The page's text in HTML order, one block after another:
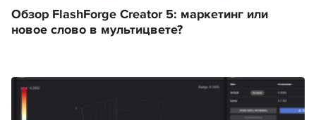
Обзор FlashForge Creator 5: маркетинг или
новое слово в мультицвете?